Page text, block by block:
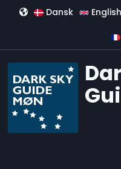
Aller au contenu principal
Dansk English